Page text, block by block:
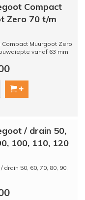
Compact
Zero 70 t/m
Compact Muurgoot Zero
vanaf 63 mm
/ drain 50,
100, 110, 120
drain 50, 60, 70, 80, 90,
Flex Class gemaa...